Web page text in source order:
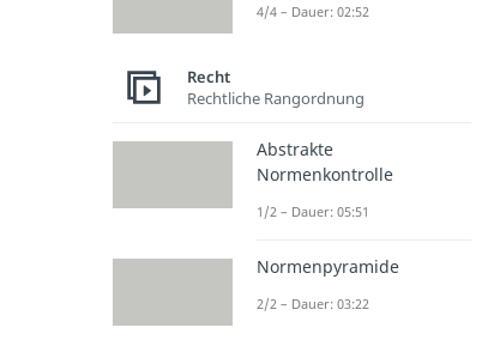
4/4 – Dauer: 02:52
Recht
Rechtliche Rangordnung
Abstrakte
Normenkontrolle
1/2 – Dauer: 05:51
Normenpyramide
2/2 – Dauer: 03:22